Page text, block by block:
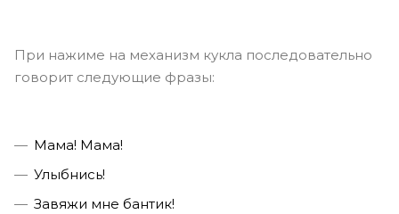
При нажиме на механизм кукла последовательно
говорит следующие фразы:
Мама! Мама!
Улыбнись!
Завяжи мне бантик!